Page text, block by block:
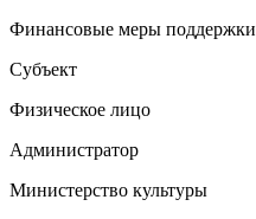
Финансовые меры поддержки
Субъект
Физическое лицо
Администратор
Министерство культуры